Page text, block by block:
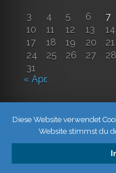
3
4 5 6 7
10
11 12 13 14
17
18 19 20 21
24
25 26 27 28
31
« Apr.
Diese Website verwendet
Website stimmst du